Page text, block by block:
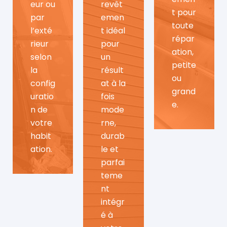
eur ou
par
l’exté
rieur
selon
la
config
uratio
n de
votre
habit
ation.
revêt
emen
t idéal
pour
un
résult
at à la
fois
mode
rne,
durab
le et
parfai
teme
nt
intégr
é à
t pour
toute
répar
ation,
petite
ou
grand
e.